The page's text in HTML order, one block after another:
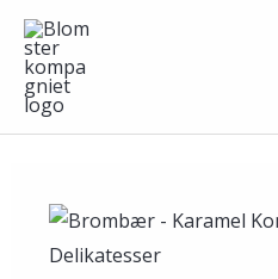
indholdet
Delikatesser
Brombær
-
Karamel
Kompagniet